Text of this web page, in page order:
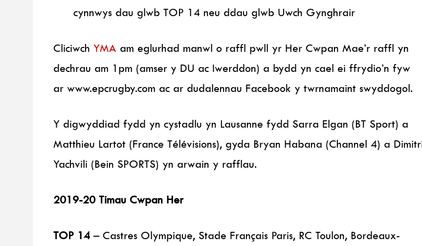
cynnwys dau glwb TOP 14 neu ddau glwb Uwch Gynghrair
Cliciwch YMA am eglurhad manwl o raffl pwll yr Her Cwpan Mae’r raffl yn
dechrau am 1pm (amser y DU ac Iwerddon) a bydd yn cael ei ffrydio’n fyw
ar www.epcrugby.com ac ar dudalennau Facebook y twrnamaint swyddogol.
Y digwyddiad fydd yn cystadlu yn Lausanne fydd Sarra Elgan (BT Sport) a
Matthieu Lartot (France Télévisions), gyda Bryan Habana (Channel 4) a
Yachvili (Bein SPORTS) yn arwain y rafflau.
2019-20 Timau Cwpan Her
TOP 14 – Castres Olympique, Stade Français Paris, RC Toulon, Bordeaux-